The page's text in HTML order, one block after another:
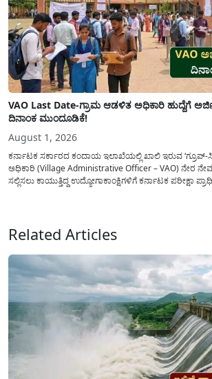
VAO Last Date-ಗ್ರಾಮ ಆಡಳಿತ ಅಧಿಕಾರಿ ಹುದ್ದೆಗೆ
ದಿನಾಂಕ ಮುಂದೂಡಿಕೆ!
August 1, 2026
ಕರ್ನಾಟಕ ಸರ್ಕಾರದ ಕಂದಾಯ ಇಲಾಖೆಯಲ್ಲಿ ಖಾಲಿ ಇರುವ ‘ಗ್ರೂಪ್-
ಅಧಿಕಾರಿ (Village Administrative Officer – VAO) ನೇರ
ಸಲ್ಲಿಸಲು ಕಾಯುತ್ತಿದ್ದ ಉದ್ಯೋಗಾಕಾಂಕ್ಷಿಗಳಿಗೆ ಕರ್ನಾಟಕ ಪರೀಕ್ಷಾ
Related Articles